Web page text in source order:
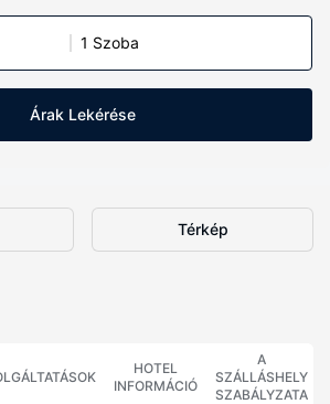
1 Szoba
Árak Lekérése
Térkép
HOTEL
INFORMÁCIÓ
A
SZÁLLÁSHELY
SZABÁLYZATA